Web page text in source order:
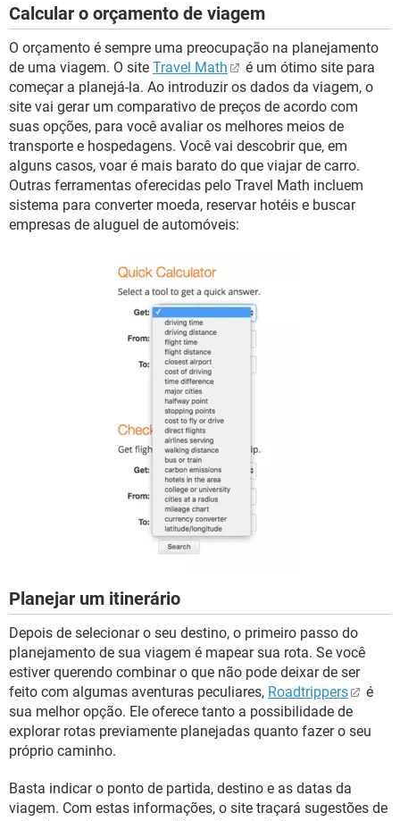
Calcular o orçamento de viagem
O orçamento é sempre uma preocupação na planejamento
de uma viagem. O site Travel Math
é um ótimo site para
começar a planejá-la. Ao introduzir os dados da viagem, o
site vai gerar um comparativo de preços de acordo com
suas opções, para você avaliar os melhores meios de
transporte e hospedagens. Você vai descobrir que, em
alguns casos, voar é mais barato do que viajar de carro.
Outras ferramentas oferecidas pelo Travel Math incluem
sistema para converter moeda, reservar hotéis e buscar
empresas de aluguel de automóveis:
Planejar um itinerário
Depois de selecionar o seu destino, o primeiro passo do
planejamento de sua viagem é mapear sua rota. Se você
estiver querendo combinar o que não pode deixar de ser
feito com algumas aventuras peculiares, Roadtrippers
é
sua melhor opção. Ele oferece tanto a possibilidade de
explorar rotas previamente planejadas quanto fazer o seu
próprio caminho.
Basta indicar o ponto de partida, destino e as datas da
viagem. Com estas informações, o site traçará sugestões de